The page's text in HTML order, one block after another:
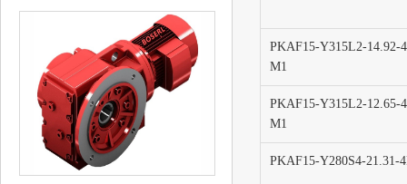
PKAF15-Y315L2-14.92-
M1
PKAF15-Y315L2-12.65-
M1
PKAF15-Y280S4-21.31-